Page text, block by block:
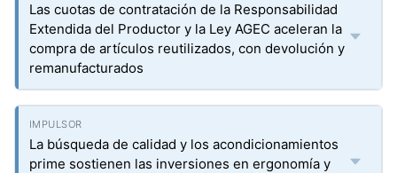
Las cuotas de contratación de la Responsabilidad
Extendida del Productor y la Ley AGEC aceleran la
compra de artículos reutilizados, con devolución y
remanufacturados
La búsqueda de calidad y los acondicionamientos
prime sostienen las inversiones en ergonomía y